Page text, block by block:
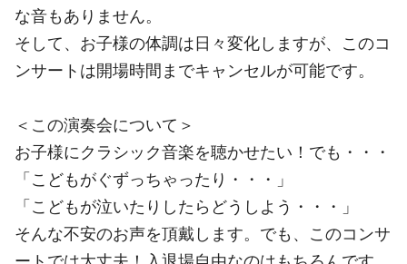
な音もありません。
そして、お子様の体調は日々変化しますが、このコ
ンサートは開場時間までキャンセルが可能です。
＜この演奏会について＞
お子様にクラシック音楽を聴かせたい！でも・・・
「こどもがぐずっちゃったり・・・」
「こどもが泣いたりしたらどうしよう・・・」
そんな不安のお声を頂戴します。でも、このコンサ